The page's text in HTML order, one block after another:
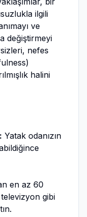
ilgili
ve
değiştirmeyi
nefes
halini
Yatak odanızın
en az 60
gibi